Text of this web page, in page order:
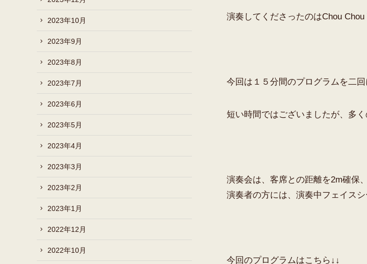
演奏してくださったのはChou Chou
今回は１５分間のプログラムを二回
短い時間ではございましたが、多
演奏会は、客席との距離を2m確保
演奏者の方には、演奏中フェイス
今回のプログラムはこちら↓↓
2023年10月
2023年9月
2023年8月
2023年7月
2023年6月
2023年5月
2023年4月
2023年3月
2023年2月
2023年1月
2022年12月
2022年10月